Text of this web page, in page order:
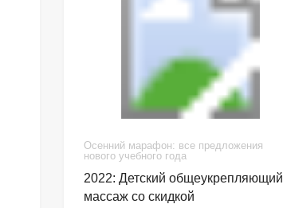
Осенний марафон: все предложения
нового учебного года
2022: Детский общеукрепляющий
массаж со скидкой